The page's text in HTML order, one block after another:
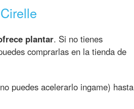
plantar. Si no tienes
comprarlas en la tienda de
puedes acelerarlo ingame) hasta